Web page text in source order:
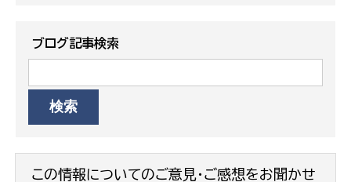
ブログ記事検索
この情報についてのご意見・ご感想をお聞かせ